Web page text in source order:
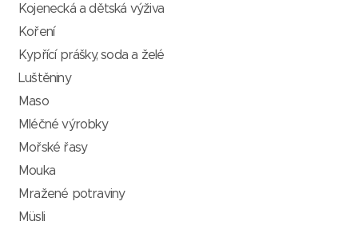
Kojenecká a dětská výživa
Koření
Kypřící prášky, soda a želé
Luštěniny
Maso
Mléčné výrobky
Mořské řasy
Mouka
Mražené potraviny
Müsli